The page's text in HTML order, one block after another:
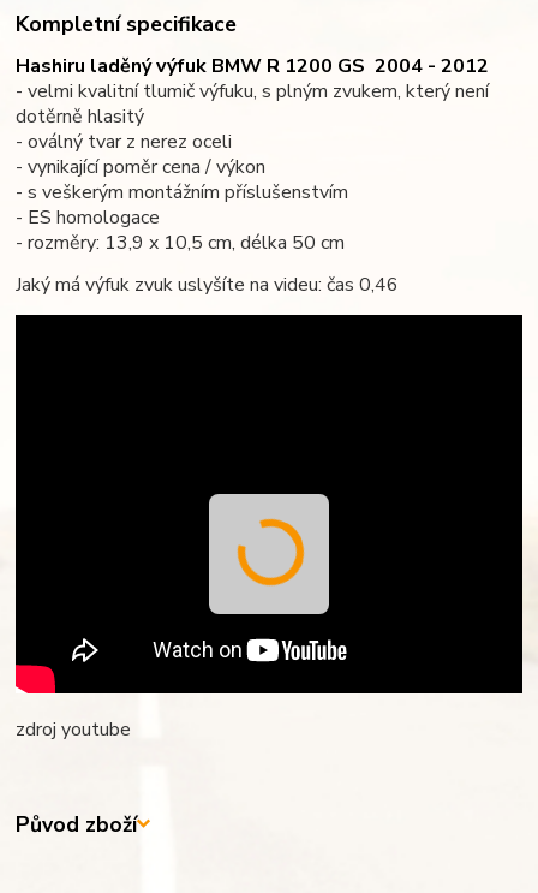
Kompletní specifikace
Hashiru laděný výfuk BMW R 1200 GS 2004 - 2012
- velmi kvalitní tlumič výfuku, s plným zvukem, který není
dotěrně hlasitý
- oválný tvar z nerez oceli
- vynikající poměr cena / výkon
- s veškerým montážním příslušenstvím
- ES homologace
- rozměry: 13,9 x 10,5 cm, délka 50 cm
Jaký má výfuk zvuk uslyšíte na videu: čas 0,46
zdroj youtube
Původ zboží